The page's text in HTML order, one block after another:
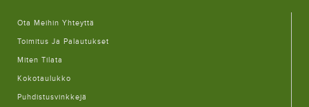
Ota Meihin Yhteyttä
Toimitus Ja Palautukset
Miten Tilata
Kokotaulukko
Puhdistusvinkkejä